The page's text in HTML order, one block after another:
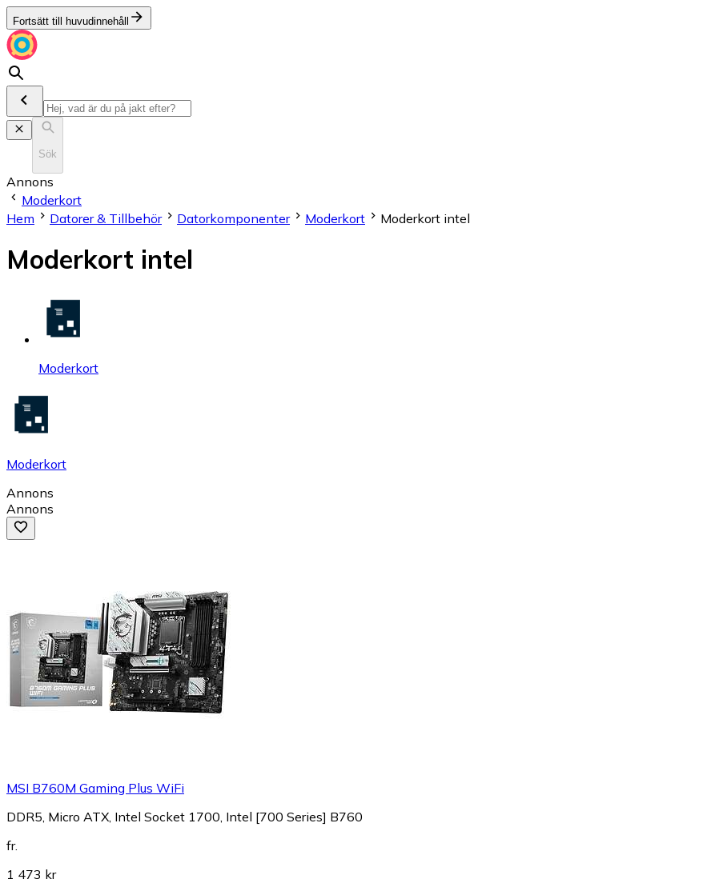
Fortsätt till huvudinnehåll
Sök
Annons
Moderkort
Hem
Datorer & Tillbehör Datorkomponenter Moderkort Moderkort intel
Moderkort intel
Moderkort
Moderkort
Annons
Annons
MSI B760M Gaming Plus WiFi
DDR5, Micro ATX, Intel Socket 1700, Intel [700 Series] B760
fr.
1 473 kr